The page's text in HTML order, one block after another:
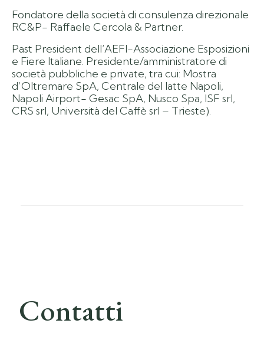
Fondatore della società di consulenza direzionale
RC&P- Raffaele Cercola & Partner.
Past President dell’AEFI-Associazione Esposizioni
e Fiere Italiane. Presidente/amministratore di
società pubbliche e private, tra cui: Mostra
d’Oltremare SpA, Centrale del latte Napoli,
Napoli Airport- Gesac SpA, Nusco Spa, ISF srl,
CRS srl, Università del Caffè srl – Trieste).
Contatti